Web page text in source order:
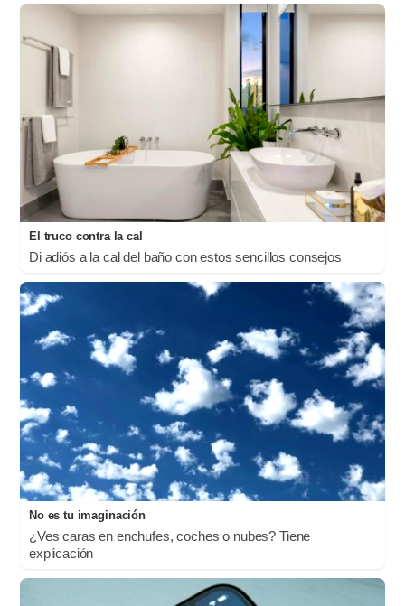
El truco contra la cal
Di adiós a la cal del baño con estos sencillos consejos
No es tu imaginación
¿Ves caras en enchufes, coches o nubes? Tiene
explicación